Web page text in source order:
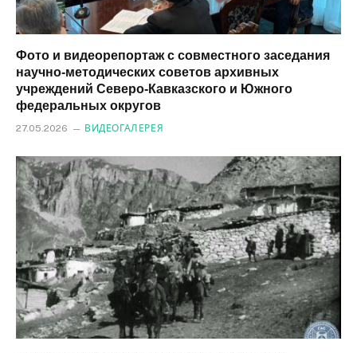
Фото и видеорепортаж с совместного заседания
научно-методических советов архивных
учреждений Северо-Кавказского и Южного
федеральных округов
27.05.2026 ВИДЕОГАЛЕРЕЯ